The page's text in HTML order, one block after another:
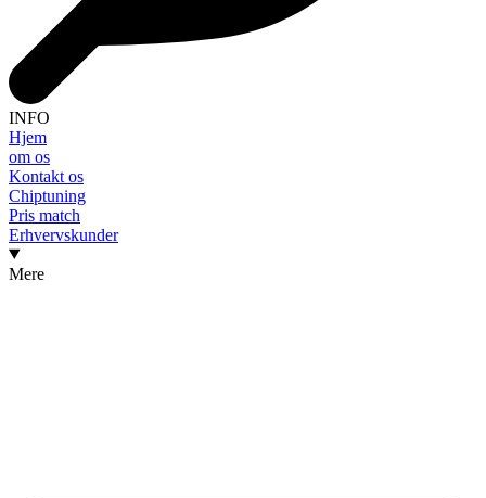
INFO
Hjem
om os
Kontakt os
Chiptuning
Pris match
Erhvervskunder
Mere